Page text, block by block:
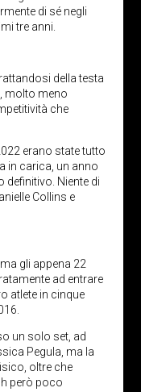
di sé negli
tre anni.
della testa
molto meno
che
erano state tutto
in carica, un anno
Niente di
Collins e
gli appena 22
ad entrare
atlete in cinque
un solo set, ad
Pegula, ma la
oltre che
però poco